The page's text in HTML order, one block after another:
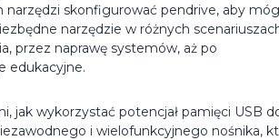
skonfigurować pendrive, aby
narzędzie w różnych
przez naprawę systemów, aż po
edukacyjne.
jak wykorzystać potencjał pamięci USB
i wielofunkcyjnego nośnika,